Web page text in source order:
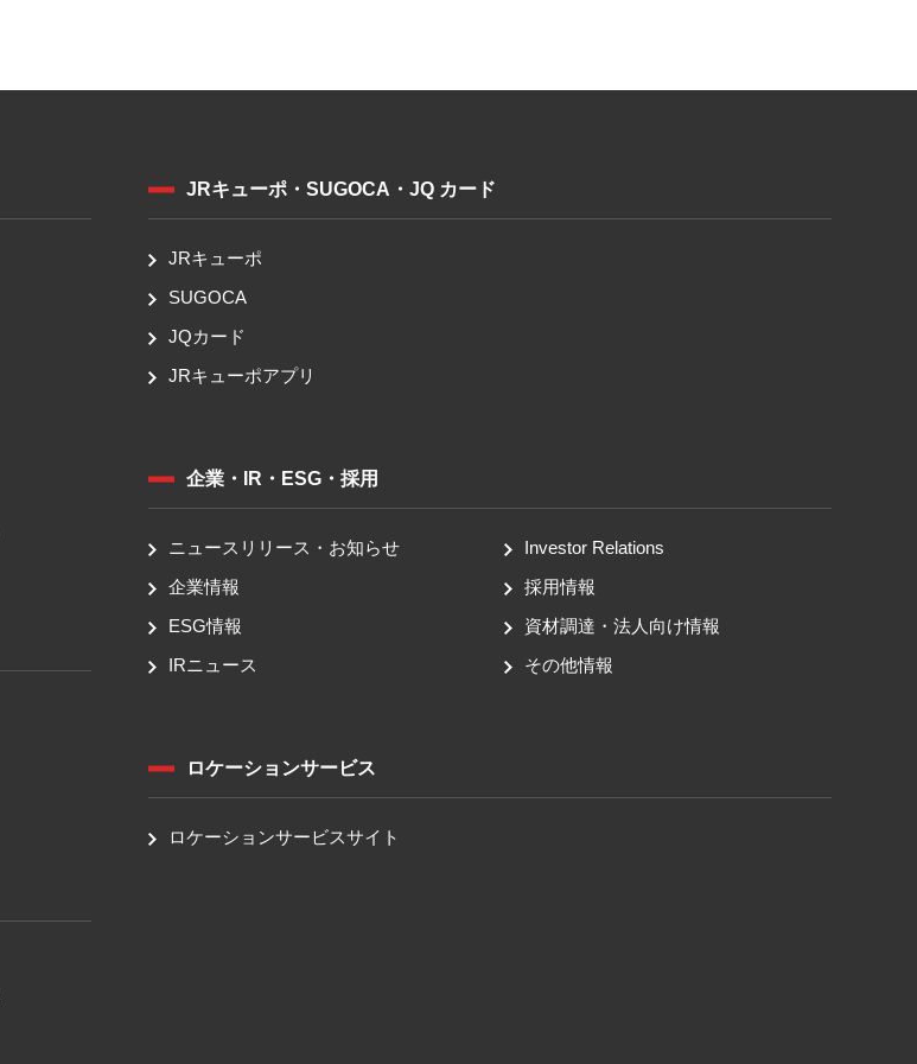
JRキューポ・SUGOCA・JQ カード
JRキューポ
SUGOCA
JQカード
JRキューポアプリ
企業・IR・ESG・採用
ニュースリリース・お知らせ
企業情報
ESG情報
IRニュース
Investor Relations
採用情報
資材調達・法人向け情報
その他情報
ロケーションサービス
ロケーションサービスサイト